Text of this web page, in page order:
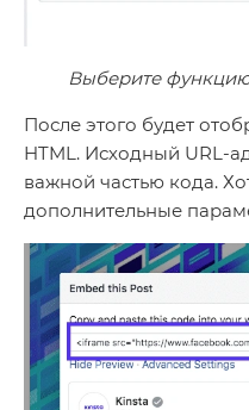
Выберите
После этого будет
HTML. Исходный URL-
важной частью кода.
дополнительные